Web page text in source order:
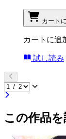
カート
カートに追
試し読み
この作品